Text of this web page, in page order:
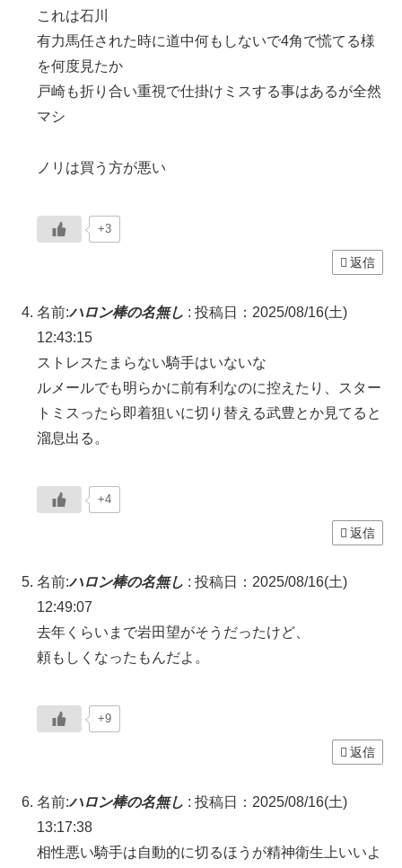
これは石川
有力馬任された時に道中何もしないで4角で慌てる様
を何度見たか
戸崎も折り合い重視で仕掛けミスする事はあるが全然
マシ
ノリは買う方が悪い
+3
返信
名前:ハロン棒の名無し : 投稿日：2025/08/16(土)
12:43:15
ストレスたまらない騎手はいないな
ルメールでも明らかに前有利なのに控えたり、スター
トミスったら即着狙いに切り替える武豊とか見てると
溜息出る。
+4
返信
名前:ハロン棒の名無し : 投稿日：2025/08/16(土)
12:49:07
去年くらいまで岩田望がそうだったけど、
頼もしくなったもんだよ。
+9
返信
名前:ハロン棒の名無し : 投稿日：2025/08/16(土)
13:17:38
相性悪い騎手は自動的に切るほうが精神衛生上いいよ